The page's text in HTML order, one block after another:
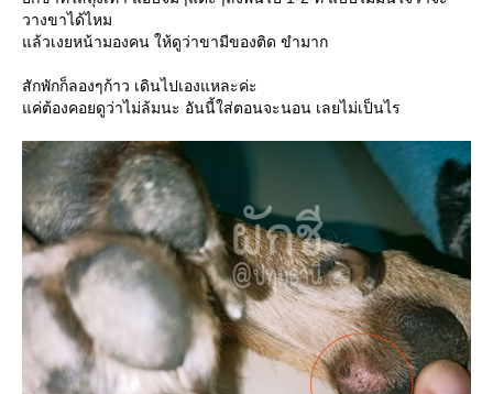
วางขาได้ไหม
ล้วเงยหน้ามองคน ให้ดูว่าขามีของติด ขำมาก
สักพักก็ลองๆก้าว เดินไปเองแหละค่ะ
ค่ต้องคอยดูว่าไม่ล้มนะ อันนี้ใส่ตอนจะนอน เลยไม่เป็นไร